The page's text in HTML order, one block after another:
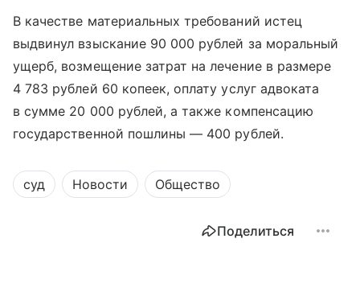
В качестве материальных требований истец
выдвинул взыскание 90 000 рублей за моральный
ущерб, возмещение затрат на лечение в размере
4 783 рублей 60 копеек, оплату услуг адвоката
в сумме 20 000 рублей, а также компенсацию
государственной пошлины — 400 рублей.
суд Новости Общество
Поделиться